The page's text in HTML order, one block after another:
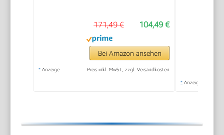
104,49 €
171,49 €
Bei Amazon ansehen
* Anzeige Preis inkl. MwSt., zzgl. Versandkosten
* Anzeige